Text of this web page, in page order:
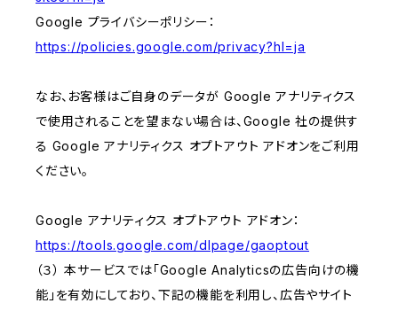
Google プライバシーポリシー：
https://policies.google.com/privacy?hl=ja
なお、お客様はご自身のデータが Google アナリティクス
で使用されることを望まない場合は、Google 社の提供す
る Google アナリティクス オプトアウト アドオンをご利用
ください。
Google アナリティクス オプトアウト アドオン：
https://tools.google.com/dlpage/gaoptout
（３） 本サービスでは「Google Analyticsの広告向けの機
能」を有効にしており、下記の機能を利用し、広告やサイト